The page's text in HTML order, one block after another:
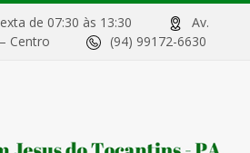
de 07:30 às 13:30
Av.
– Centro
(94) 99172-6630